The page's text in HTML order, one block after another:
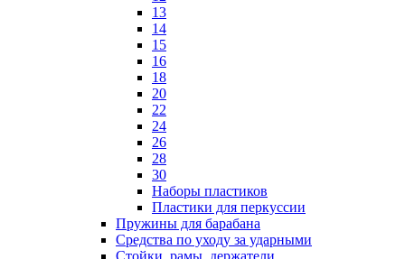
13
14
15
16
18
20
22
24
26
28
30
Наборы пластиков
Пластики для перкуссии
Пружины для барабана
Средства по уходу за ударными
Стойки, рамы, держатели